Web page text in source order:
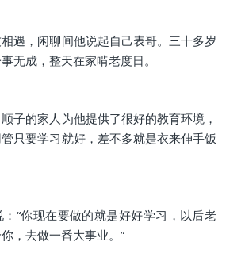
遇，闲聊间他说起自己表哥。三十多岁
无成，整天在家啃老度日。
子的家人为他提供了很好的教育环境，
只要学习就好，差不多就是衣来伸手饭
“你现在要做的就是好好学习，以后老
，去做一番大事业。”